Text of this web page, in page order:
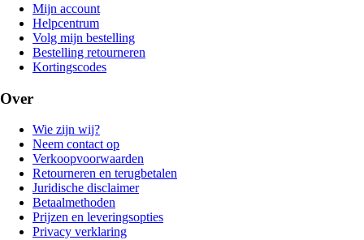
Mijn account
Helpcentrum
Volg mijn bestelling
Bestelling retourneren
Kortingscodes
Over
Wie zijn wij?
Neem contact op
Verkoopvoorwaarden
Retourneren en terugbetalen
Juridische disclaimer
Betaalmethoden
Prijzen en leveringsopties
Privacy verklaring